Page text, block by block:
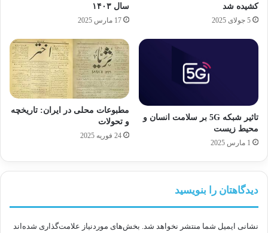
کشیده شد
5 جولای 2025
سال ۱۴۰۳
17 مارس 2025
تاثیر شبکه 5G بر سلامت انسان و
محیط زیست
1 مارس 2025
مطبوعات محلی در ایران: تاریخچه
و تحولات
24 فوریه 2025
دیدگاهتان را بنویسید
نشانی ایمیل شما منتشر نخواهد شد. بخش‌های موردنیاز علامت‌گذاری شده‌اند